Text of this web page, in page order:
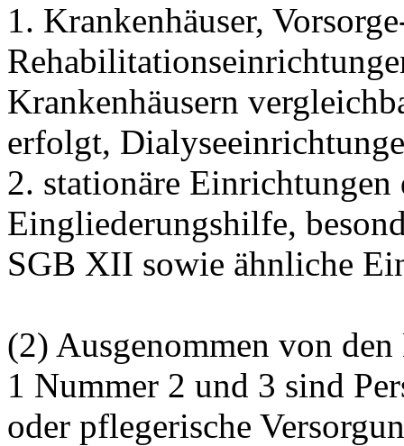
1. Krankenhäuser,
Krankenhäusern
erfolgt,
2. stationäre Einrichtungen
Eingliederungshilfe,
SGB XII sowie ähnliche
(2) Ausgenommen von
1 Nummer 2 und 3 sind
oder pflegerische